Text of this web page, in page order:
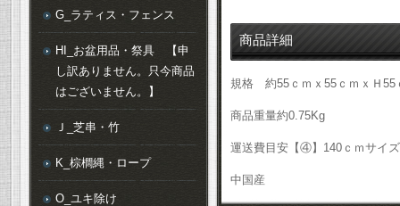
商品詳細
規格 約55ｃｍｘ55ｃｍｘＨ55
商品重量約0.75Kg
運送費目安【④】140ｃｍサイズ
中国産
G_ラティス・フェンス
HI_お盆用品・祭具 【申
し訳ありません。只今商品
はございません。】
Ｊ_芝串・竹
K_棕櫚縄・ロープ
O_ユキ除け